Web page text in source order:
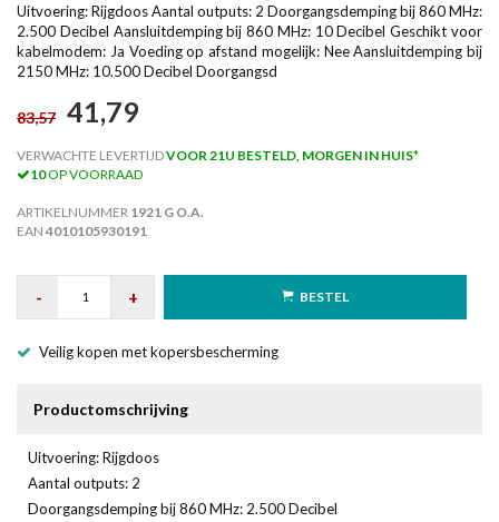
Uitvoering: Rijgdoos Aantal outputs: 2 Doorgangsdemping bij 860 MHz:
2.500 Decibel Aansluitdemping bij 860 MHz: 10 Decibel Geschikt voor
kabelmodem: Ja Voeding op afstand mogelijk: Nee Aansluitdemping bij
2150 MHz: 10.500 Decibel Doorgangsd
83,57 41,79
VERWACHTE LEVERTIJDVOOR 21U BESTELD, MORGEN IN HUIS*
10OP VOORRAAD
ARTIKELNUMMER 1921 G O.A.
EAN 4010105930191
- + BESTEL
Veilig kopen met kopersbescherming
Productomschrijving
Uitvoering: Rijgdoos
Aantal outputs: 2
Doorgangsdemping bij 860 MHz: 2.500 Decibel